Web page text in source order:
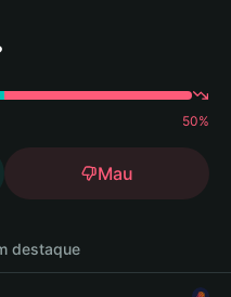
50%
Mau
destaque